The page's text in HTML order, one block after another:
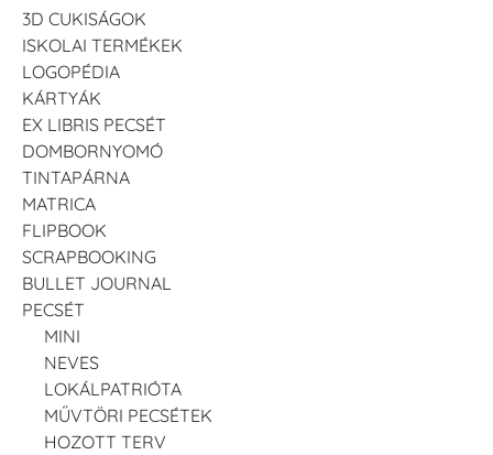
3D CUKISÁGOK
ISKOLAI TERMÉKEK
LOGOPÉDIA
KÁRTYÁK
EX LIBRIS PECSÉT
DOMBORNYOMÓ
TINTAPÁRNA
MATRICA
FLIPBOOK
SCRAPBOOKING
BULLET JOURNAL
PECSÉT
MINI
NEVES
LOKÁLPATRIÓTA
MŰVTÖRI PECSÉTEK
HOZOTT TERV